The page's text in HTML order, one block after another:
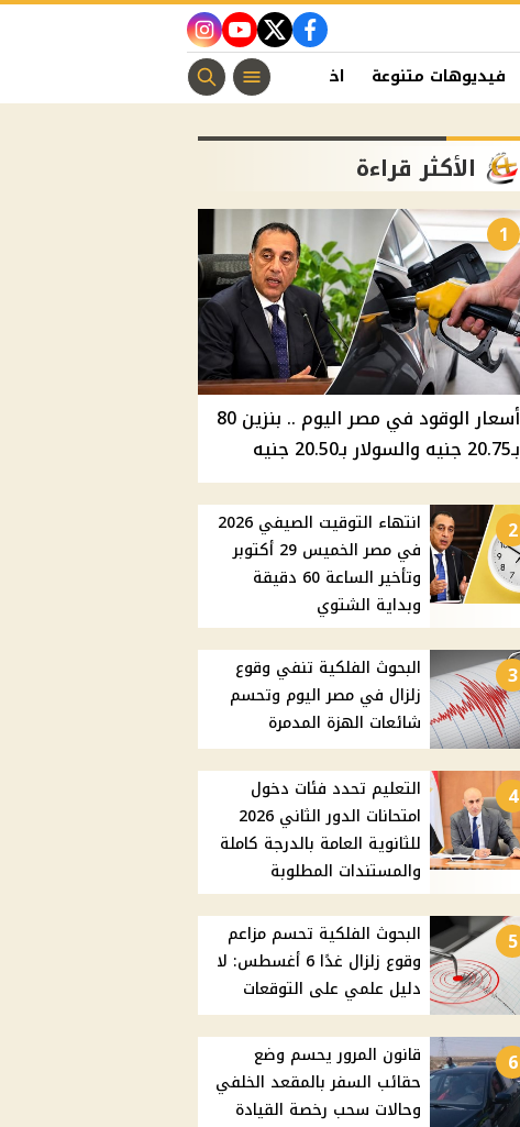
facebook
twitter
youtube
instagram
فيديوهات متنوعة اخبار الفن منوعات مسيحية
الأكثر قراءة
1
أسعار الوقود في مصر اليوم .. بنزين 80
بـ20.75 جنيه والسولار بـ20.50 جنيه
2
انتهاء التوقيت الصيفي 2026
في مصر الخميس 29 أكتوبر
وتأخير الساعة 60 دقيقة
وبداية الشتوي
3
البحوث الفلكية تنفي وقوع
زلزال في مصر اليوم وتحسم
شائعات الهزة المدمرة
4
التعليم تحدد فئات دخول
امتحانات الدور الثاني 2026
للثانوية العامة بالدرجة كاملة
والمستندات المطلوبة
5
البحوث الفلكية تحسم مزاعم
وقوع زلزال غدًا 6 أغسطس: لا
دليل علمي على التوقعات
6
قانون المرور يحسم وضع
حقائب السفر بالمقعد الخلفي
وحالات سحب رخصة القيادة